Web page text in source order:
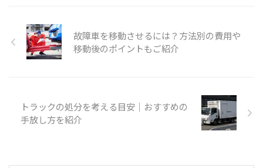
故障車を移動させるには？方法別の費用や
移動後のポイントもご紹介
トラックの処分を考える目安｜おすすめの
手放し方を紹介